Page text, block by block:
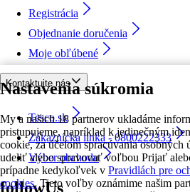
Nastavenia súkromia
My a našich 18 partnerov ukladáme
pristupujeme, napríklad k jedinečným
cookie, za účelom spracúvania osobných
udeliť alebo spravovať voľbou Prijať
prípadne kedykoľvek v Pravidlách pre
cookies. Tieto voľby oznámime našim
Registrácia
Objednanie doručenia
Moje obľúbené
Kontaktujte nás
Tesco.sk
Zákaznícka linka - 0800222333
Výber obchodu
followUs